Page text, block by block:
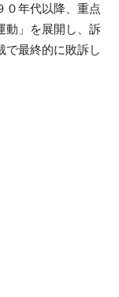
０年代以降、重点
動」を展開し、訴
で最終的に敗訴し